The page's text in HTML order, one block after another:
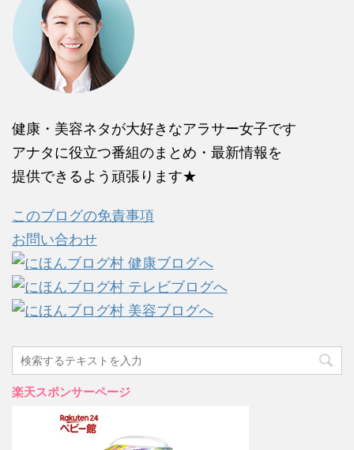
健康・美容ネタが大好きなアラサー女子です
アナタに役立つ番組のまとめ・最新情報を
提供できるよう頑張ります★
このブログの免責事項
お問い合わせ
楽天スポンサーページ